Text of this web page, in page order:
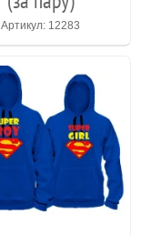
Артикул: 12283